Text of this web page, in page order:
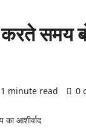
करते
1 minute read 0